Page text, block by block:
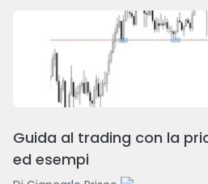
Guida al trading con la
ed esempi